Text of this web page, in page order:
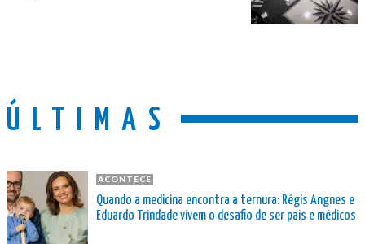
ÚLTIMAS
ACONTECE
Quando a medicina encontra a ternura: Régis Angnes e
Eduardo Trindade vivem o desafio de ser pais e médicos